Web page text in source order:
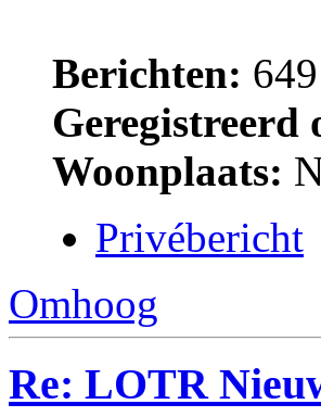
Berichten:
Geregistreerd
Woonplaats:
Privébericht
Omhoog
Re: LOTR